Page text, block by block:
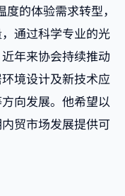
的体验需求转型，
通过科学专业的光
年来协会持续推动
境设计及新技术应
向发展。他希望以
贸市场发展提供可